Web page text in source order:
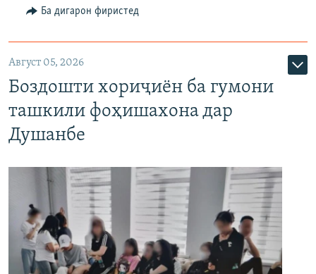
Ба дигарон фиристед
Август 05, 2026
Боздошти хориҷиён ба гумони
ташкили фоҳишахона дар
Душанбе